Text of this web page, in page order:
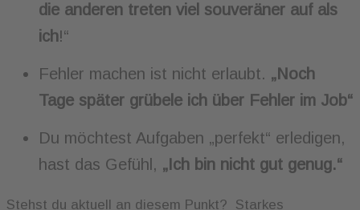
die anderen treten viel souveräner auf als
ich!“
Fehler machen ist nicht erlaubt. „Noch
Tage später grübele ich über Fehler im Job“
Du möchtest Aufgaben „perfekt“ erledigen,
hast das Gefühl, „Ich bin nicht gut genug.“
Stehst du aktuell an diesem Punkt? Starkes